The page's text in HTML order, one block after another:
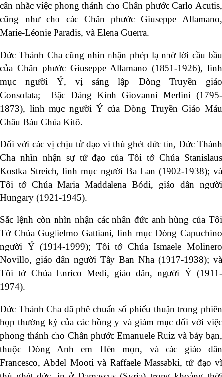
cân nhắc việc phong thánh cho Chân phước Carlo Acutis,
cũng như cho các Chân phước Giuseppe Allamano,
Marie-Léonie Paradis, và Elena Guerra.
Đức Thánh Cha cũng nhìn nhận phép lạ nhờ lời cầu bầu
của Chân phước Giuseppe Allamano (1851-1926), linh
mục người Ý, vị sáng lập Dòng Truyền giáo
Consolata; Bậc Đáng Kính Giovanni Merlini (1795-
1873), linh mục người Ý của Dòng Truyền Giáo Máu
Châu Báu Chúa Kitô.
Đối với các vị chịu tử đạo vì thù ghét đức tin, Đức Thánh
Cha nhìn nhận sự tử đạo của Tôi tớ Chúa Stanislaus
Kostka Streich, linh mục người Ba Lan (1902-1938); và
Tôi tớ Chúa Maria Maddalena Bódi, giáo dân người
Hungary (1921-1945).
Sắc lệnh còn nhìn nhận các nhân đức anh hùng của Tôi
Tớ Chúa Guglielmo Gattiani, linh mục Dòng Capuchino
người Ý (1914-1999); Tôi tớ Chúa Ismaele Molinero
Novillo, giáo dân người Tây Ban Nha (1917-1938); và
Tôi tớ Chúa Enrico Medi, giáo dân, người Ý (1911-
1974).
Đức Thánh Cha đã phê chuẩn số phiếu thuận trong phiên
họp thường kỳ của các hồng y và giám mục đối với việc
phong thánh cho Chân phước Emanuele Ruiz và bảy bạn,
thuộc Dòng Anh em Hèn mọn, và các giáo dân
Francesco, Abdel Mooti và Raffaele Massabki, tử đạo vì